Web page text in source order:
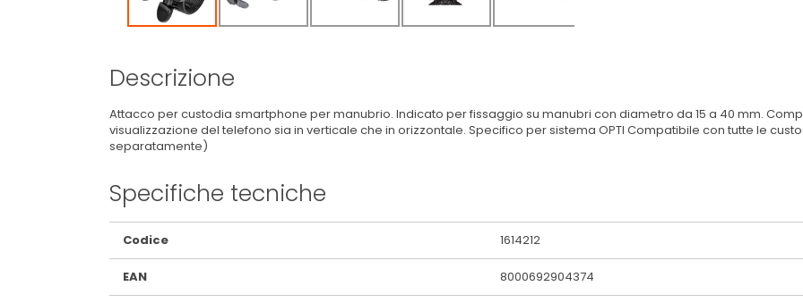
Descrizione
Attacco per custodia smartphone per manubrio. Indicato per fissaggio su manubri con diametro da 15 a 40 mm.
visualizzazione del telefono sia in verticale che in orizzontale. Specifico per sistema OPTI Compatibile con tutte le
separatamente)
Specifiche tecniche
Maggiori
Informazioni
Codice 1614212
EAN 8000692904374